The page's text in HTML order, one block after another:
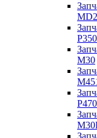
P350
M30
P470